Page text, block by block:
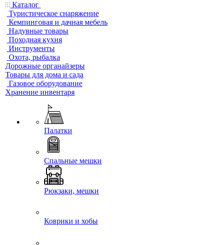
Каталог
Туристическое снаряжение
Кемпинговая и дачная мебель
Надувные товары
Походная кухня
Инструменты
Охота, рыбалка
Дорожные органайзеры
Товары для дома и сада
Газовое оборудование
Хранение инвентаря
Палатки
Спальные мешки
Рюкзаки, мешки
Коврики и хобы